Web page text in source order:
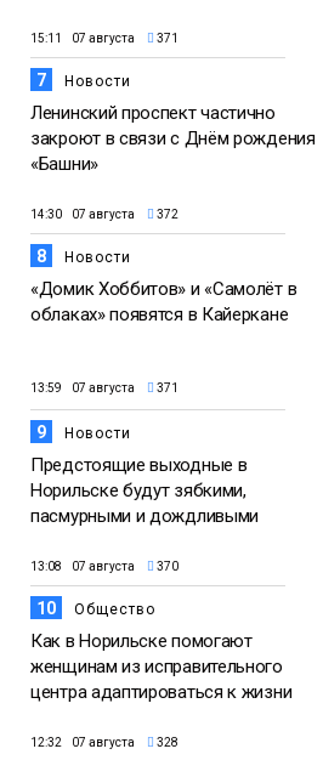
15:11 07 августа 371
7 Новости
Ленинский проспект частично
закроют в связи с Днём рождения
«Башни»
14:30 07 августа 372
8 Новости
«Домик Хоббитов» и «Самолёт в
облаках» появятся в Кайеркане
13:59 07 августа 371
9 Новости
Предстоящие выходные в
Норильске будут зябкими,
пасмурными и дождливыми
13:08 07 августа 370
10 Общество
Как в Норильске помогают
женщинам из исправительного
центра адаптироваться к жизни
12:32 07 августа 328